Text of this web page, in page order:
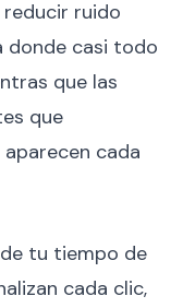
ruido
donde casi todo
que las
que
cada
tu tiempo de
cada clic,